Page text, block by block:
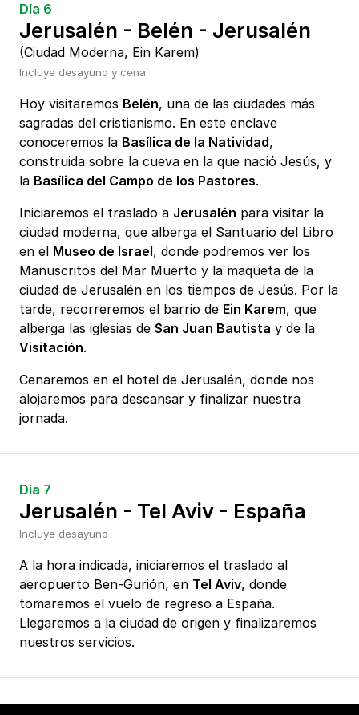
Día 6
Jerusalén - Belén - Jerusalén
(Ciudad Moderna, Ein Karem)
Incluye desayuno y cena
Hoy visitaremos Belén, una de las ciudades más
sagradas del cristianismo. En este enclave
conoceremos la Basílica de la Natividad,
construida sobre la cueva en la que nació Jesús, y
la Basílica del Campo de los Pastores.
Iniciaremos el traslado a Jerusalén para visitar la
ciudad moderna, que alberga el Santuario del Libro
en el Museo de Israel, donde podremos ver los
Manuscritos del Mar Muerto y la maqueta de la
ciudad de Jerusalén en los tiempos de Jesús. Por la
tarde, recorreremos el barrio de Ein Karem, que
alberga las iglesias de San Juan Bautista y de la
Visitación.
Cenaremos en el hotel de Jerusalén, donde nos
alojaremos para descansar y finalizar nuestra
jornada.
Día 7
Jerusalén - Tel Aviv - España
Incluye desayuno
A la hora indicada, iniciaremos el traslado al
aeropuerto Ben-Gurión, en Tel Aviv, donde
tomaremos el vuelo de regreso a España.
Llegaremos a la ciudad de origen y finalizaremos
nuestros servicios.